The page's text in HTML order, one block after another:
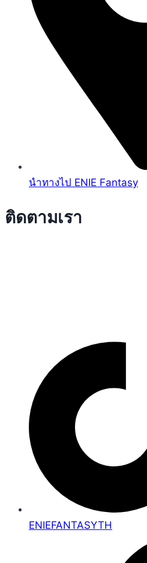
นำทางไป ENIE Fantasy
ติดตามเรา
ENIEFANTASYTH